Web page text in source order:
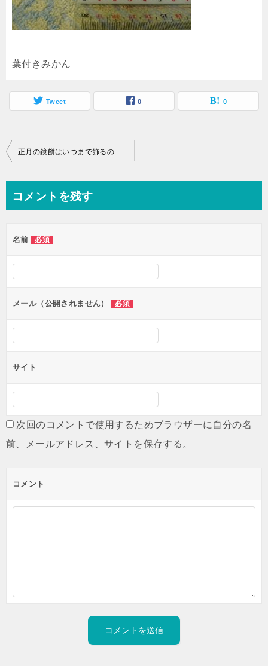
葉付きみかん
Tweet 0 0
投
ビ
ー
シ
ン
正月の鏡餅はいつまで飾るの？正しい飾り方とカビ対策の基本
コメントを残す
名前 必須
メール（公開されません） 必須
サイト
次回のコメントで使用するためブラウザーに自分の名
前、メールアドレス、サイトを保存する。
コメント